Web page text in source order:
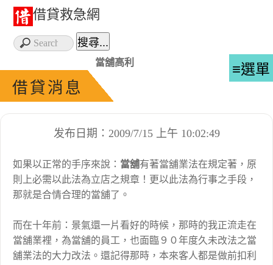
借貸救急網
≡選單
當舖高利
借貸消息
发布日期：2009/7/15 上午 10:02:49
如果以正常的手序來說： 當舖有著當舖業法在規定著，原
則上必需以此法為立店之規章！更以此法為行事之手段，
那就是合情合理的當舖了。
而在十年前：景氣還一片看好的時候，那時的我正流走在
當舖業裡，為當舖的員工，也面臨９０年度久未改法之當
舖業法的大力改法。還記得那時，本來客人都是做前扣利